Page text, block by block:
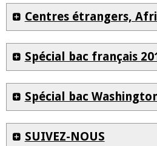
Centres étrangers,
Spécial bac français
Spécial bac
SUIVEZ-NOUS